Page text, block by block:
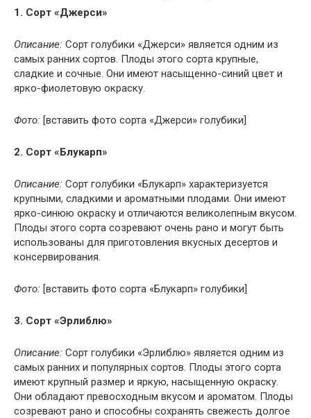
1. Сорт «Джерси»
Описание: Сорт голубики «Джерси» является одним из
самых ранних сортов. Плоды этого сорта крупные,
сладкие и сочные. Они имеют насыщенно-синий цвет и
ярко-фиолетовую окраску.
Фото: [вставить фото сорта «Джерси» голубики]
2. Сорт «Блукарп»
Описание: Сорт голубики «Блукарп» характеризуется
крупными, сладкими и ароматными плодами. Они имеют
ярко-синюю окраску и отличаются великолепным вкусом.
Плоды этого сорта созревают очень рано и могут быть
использованы для приготовления вкусных десертов и
консервирования.
Фото: [вставить фото сорта «Блукарп» голубики]
3. Сорт «Эрлиблю»
Описание: Сорт голубики «Эрлиблю» является одним из
самых ранних и популярных сортов. Плоды этого сорта
имеют крупный размер и яркую, насыщенную окраску.
Они обладают превосходным вкусом и ароматом. Плоды
созревают рано и способны сохранять свежесть долгое